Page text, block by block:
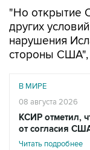
"Но открытие
других
нарушения
стороны США",
В МИРЕ
08 августа 2026
КСИР отметил,
от согласия
Читать подробнее